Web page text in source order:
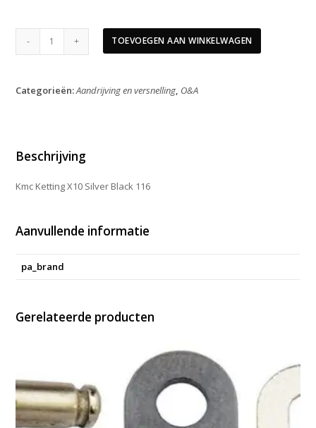
Kmc
Black
TOEVOEGEN AAN WINKELWAGEN
Categorieën:Aandrijving en versnelling, O&A
Beschrijving
Kmc Ketting X10 Silver Black 116
Aanvullende informatie
pa_brand
Gerelateerde producten